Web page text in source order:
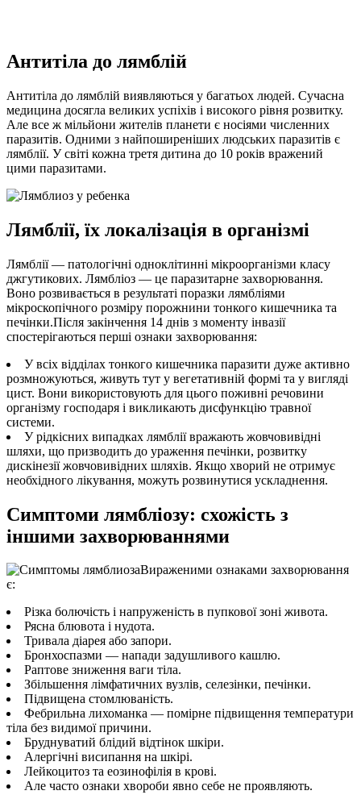
Антитіла до лямблій
Антитіла до лямблій виявляються у багатьох людей. Сучасна
медицина досягла великих успіхів і високого рівня розвитку.
Але все ж мільйони жителів планети є носіями численних
паразитів. Одними з найпоширеніших людських паразитів є
лямблії. У світі кожна третя дитина до 10 років вражений
цими паразитами.
Лямблії, їх локалізація в організмі
Лямблії — патологічні одноклітинні мікроорганізми класу
джгутикових. Лямбліоз — це паразитарне захворювання.
Воно розвивається в результаті поразки лямбліями
мікроскопічного розміру порожнини тонкого кишечника та
печінки.Після закінчення 14 днів з моменту інвазії
спостерігаються перші ознаки захворювання:
У всіх відділах тонкого кишечника паразити дуже активно
розмножуються, живуть тут у вегетативній формі та у вигляді
цист. Вони використовують для цього поживні речовини
організму господаря і викликають дисфункцію травної
системи.
У рідкісних випадках лямблії вражають жовчовивідні
шляхи, що призводить до ураження печінки, розвитку
дискінезії жовчовивідних шляхів. Якщо хворий не отримує
необхідного лікування, можуть розвинутися ускладнення.
Симптоми лямбліозу: схожість з
іншими захворюваннями
Вираженими ознаками захворювання
є:
Різка болючість і напруженість в пупкової зоні живота.
Рясна блювота і нудота.
Тривала діарея або запори.
Бронхоспазми — напади задушливого кашлю.
Раптове зниження ваги тіла.
Збільшення лімфатичних вузлів, селезінки, печінки.
Підвищена стомлюваність.
Фебрильна лихоманка — помірне підвищення температури
тіла без видимої причини.
Бруднуватий блідий відтінок шкіри.
Алергічні висипання на шкірі.
Лейкоцитоз та еозинофілія в крові.
Але часто ознаки хвороби явно себе не проявляють.